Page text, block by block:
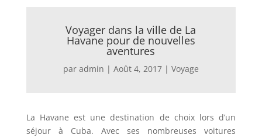
Voyager dans la ville de La
Havane pour de nouvelles
aventures
par admin | Août 4, 2017| Voyage
La Havane est une destination de choix lors d’un
séjour à Cuba. Avec ses nombreuses voitures